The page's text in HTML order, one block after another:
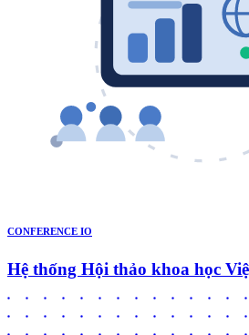
CONFERENCE IO
Hệ thống Hội thảo khoa học